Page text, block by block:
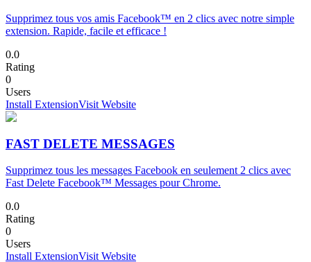
Supprimez tous vos amis Facebook™ en 2 clics avec notre simple
extension. Rapide, facile et efficace !
0.0
Rating
0
Users
Install ExtensionVisit Website
FAST DELETE MESSAGES
Supprimez tous les messages Facebook en seulement 2 clics avec
Fast Delete Facebook™ Messages pour Chrome.
0.0
Rating
0
Users
Install ExtensionVisit Website